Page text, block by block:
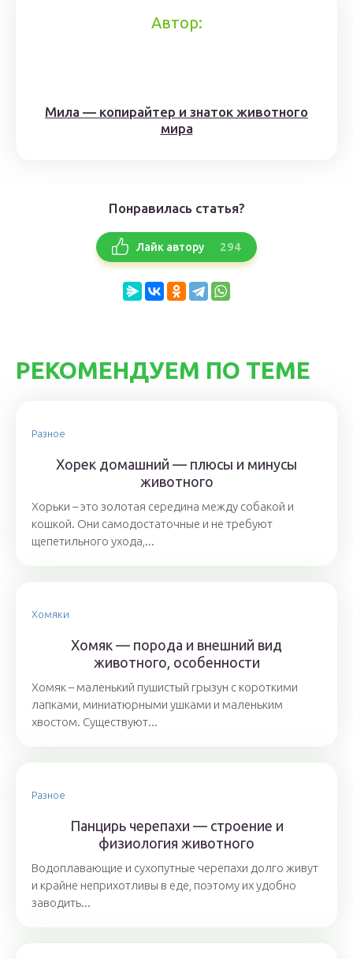
Автор:
Мила — копирайтер и знаток животного
мира
Понравилась статья?
Лайк автору 294
РЕКОМЕНДУЕМ ПО ТЕМЕ
Разное
Хорек домашний — плюсы и минусы
животного
Хорьки – это золотая середина между собакой и
кошкой. Они самодостаточные и не требуют
щепетильного ухода,...
Хомяки
Хомяк — порода и внешний вид
животного, особенности
Хомяк – маленький пушистый грызун с короткими
лапками, миниатюрными ушками и маленьким
хвостом. Существуют...
Разное
Панцирь черепахи — строение и
физиология животного
Водоплавающие и сухопутные черепахи долго живут
и крайне неприхотливы в еде, поэтому их удобно
заводить...